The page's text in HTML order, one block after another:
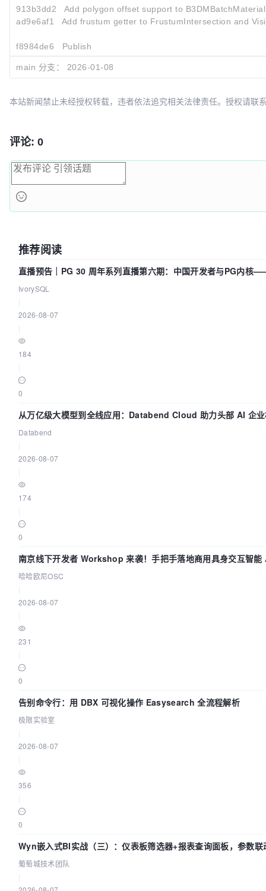
913b3dd2
Add polygon offset support to B3DMBatchMaterial
ad9e6af1
Add frustum getter to FrustumIntersection and
f8984de6 Publish
main 分支： 2026-01-08
本站新闻禁止未经授权转载，违者依法追究相关法律责任。授权请联
评论: 0
推荐阅读
直播预告｜PG 30 周年系列直播第六期：中国开发者与PG内核
IvorySQL
2026-08-07
184
0
从万亿级大模型到全线应用：Databend Cloud 助力头部 AI 企
Databend
2026-08-07
174
0
南京线下开发者 Workshop 来袭！手把手落地商用具身交互智
哈哈欧尼OSC
2026-08-07
231
0
告别命令行：用 DBX 可视化操作 Easysearch 全流程解析
极限实验室
2026-08-07
356
0
Wyn嵌入式BI实战（三）：仪表板筛选器+报表查询面板，参数联
葡萄城技术团队